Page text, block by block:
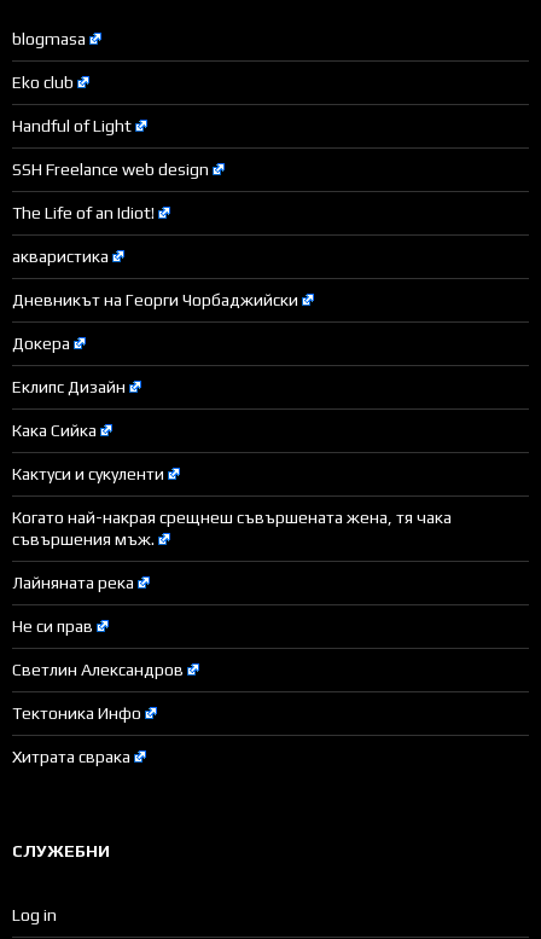
blogmasa
Eko club
Handful of Light
SSH Freelance web design
The Life of an Idiot!
акваристика
Дневникът на Георги Чорбаджийски
Докера
Еклипс Дизайн
Кака Сийка
Кактуси и сукуленти
Когато най-накрая срещнеш съвършената жена, тя чака
съвършения мъж.
Лайняната река
Не си прав
Светлин Александров
Тектоника Инфо
Хитрата сврака
СЛУЖЕБНИ
Log in